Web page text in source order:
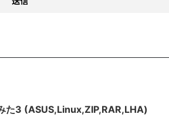
た3 (ASUS,Linux,ZIP,RAR,LHA)